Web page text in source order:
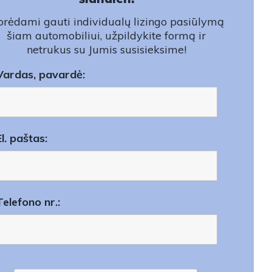
gauti individualų lizingo pasiūlymą
šiam automobiliui, užpildykite formą ir
netrukus su Jumis susisieksime!
pavardė:
paštas:
nr.: